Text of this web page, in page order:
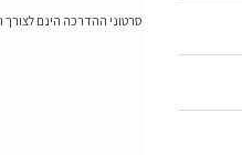
סרטוני ההדרכה הינם